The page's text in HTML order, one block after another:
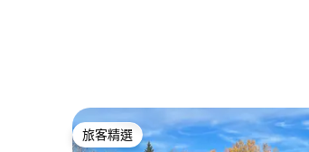
旅客精選
旅客精選